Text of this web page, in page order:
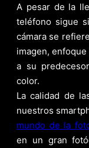
A pesar de la
teléfono sigue
cámara se
imagen,
a su
color.
La calidad de
nuestros
mundo de la
en un gran